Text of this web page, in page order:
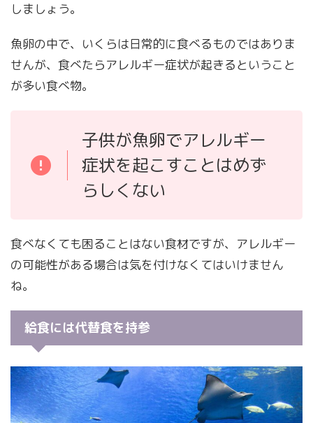
しましょう。
魚卵の中で、いくらは日常的に食べるものではありま
せんが、食べたらアレルギー症状が起きるということ
が多い食べ物。
子供が魚卵でアレルギー
症状を起こすことはめず
らしくない
食べなくても困ることはない食材ですが、アレルギー
の可能性がある場合は気を付けなくてはいけません
ね。
給食には代替食を持参